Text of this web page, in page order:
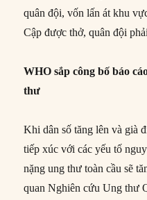
quân đội, vốn lấn át khu
Cập được thở, quân đội
WHO sắp công bố báo
thư
Khi dân số tăng lên và già
tiếp xúc với các yếu tố
nặng ung thư toàn cầu sẽ
quan Nghiên cứu Ung thư